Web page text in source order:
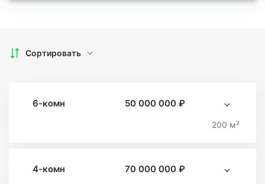
Сортировать
6-комн
200 м²
50 000 000 ₽
4-комн 70 000 000 ₽